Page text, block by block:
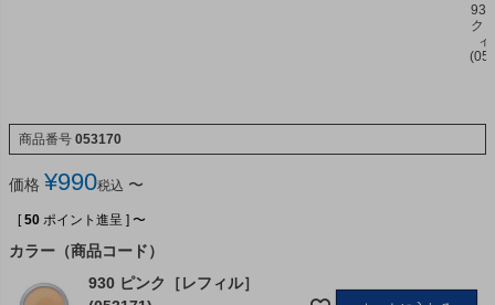
ク
ィ
商品番号 053170
価格 ¥990税込 〜
[ 50 ポイント進呈 ] 〜
カラー（商品コード）
930 ピンク［レフィル］